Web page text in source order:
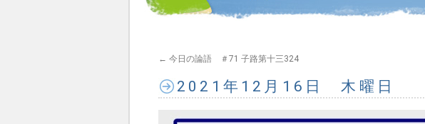
← 今日の論語 ＃71 子路第十三324
2021年12月16日 木曜日